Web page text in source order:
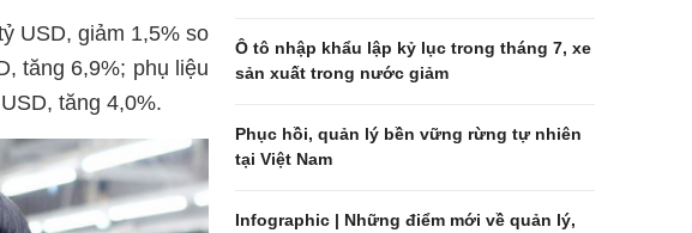
USD, giảm 1,5% so
tăng 6,9%; phụ liệu
tăng 4,0%.
Ô tô nhập khẩu lập kỷ lục trong tháng 7, xe
sản xuất trong nước giảm
Phục hồi, quản lý bền vững rừng tự nhiên
tại Việt Nam
Infographic | Những điểm mới về quản lý,